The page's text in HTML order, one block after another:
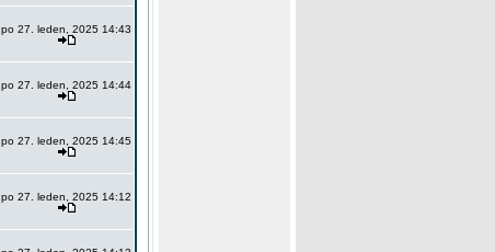
po 27. leden, 2025 14:43
po 27. leden, 2025 14:44
po 27. leden, 2025 14:45
po 27. leden, 2025 14:12